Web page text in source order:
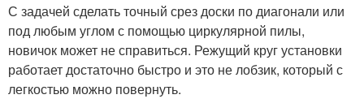
С задачей сделать точный срез доски по диагонали или
под любым углом с помощью циркулярной пилы,
новичок может не справиться. Режущий круг установки
работает достаточно быстро и это не лобзик, который с
легкостью можно повернуть.